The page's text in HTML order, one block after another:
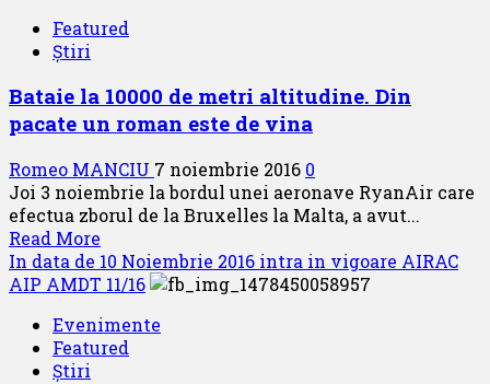
nou
Tel
Aviv
Featured
Știri
Bataie la 10000 de metri altitudine. Din
pacate un roman este de vina
Romeo MANCIU 7 noiembrie 2016 0
Joi 3 noiembrie la bordul unei aeronave RyanAir care
efectua zborul de la Bruxelles la Malta, a avut...
Read More
more
about
la
10000
In data de 10 Noiembrie 2016 intra in vigoare AIRAC
AIP AMDT 11/16
Evenimente
Featured
Știri